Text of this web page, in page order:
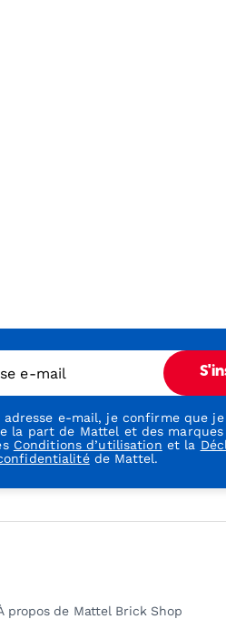
e-mail
adresse e-mail, je confirme que
la part de Mattel et des marques
Conditions d’utilisation et la
de Mattel.
propos de Mattel Brick Shop